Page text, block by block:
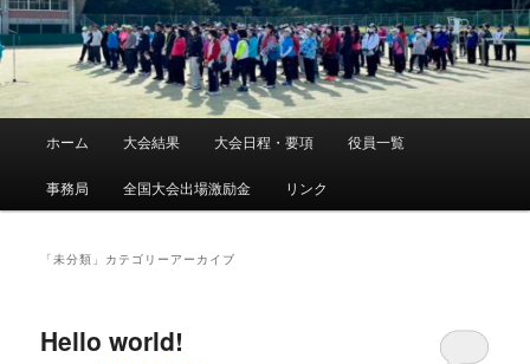
ツ
へ
移
動
へ
移
動
メ
ホーム 大会結果 大会日程・要項 役員一覧
事務局 全国大会出場激励金 リンク
「未分類 」カテゴリーアーカイブ
Hello world!